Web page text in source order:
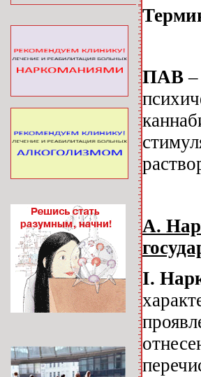
ПАВ
А.
I.